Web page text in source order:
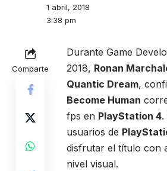
1 abril, 2018
3:38 pm
Comparte
Durante Game
2018, Ronan
Quantic Dream,
Become Human
fps en PlayStation 4.
usuarios de
disfrutar el título con
nivel visual.